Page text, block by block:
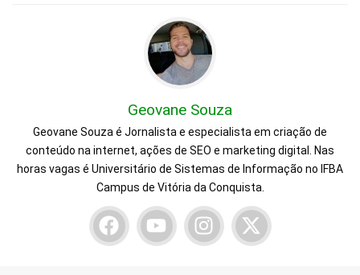
Geovane Souza
Geovane Souza é Jornalista e especialista em criação de
conteúdo na internet, ações de SEO e marketing digital. Nas
horas vagas é Universitário de Sistemas de Informação no IFBA
Campus de Vitória da Conquista.